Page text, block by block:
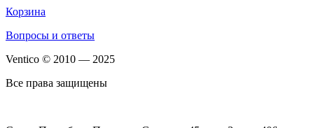
Корзина
Вопросы и ответы
Ventico © 2010 — 2025
Все права защищены